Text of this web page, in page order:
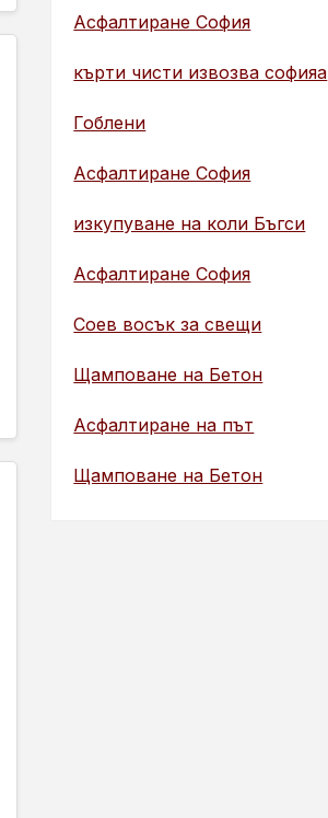
Асфалтиране София
кърти чисти извозва софияа
Гоблени
Асфалтиране София
изкупуване на коли Бъгси
Асфалтиране София
Соев восък за свещи
Щамповане на Бетон
Асфалтиране на път
Щамповане на Бетон